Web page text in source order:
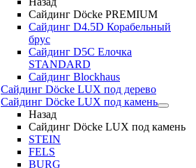
Сайдинг Döcke PREMIUM
Сайдинг D4.5D Корабельный
брус
Сайдинг D5С Елочка
STANDARD
Сайдинг Blockhaus
Сайдинг Döcke LUX под дерево
Сайдинг Döcke LUX под камень
Назад
Сайдинг Döcke LUX под камень
STEIN
FELS
BURG